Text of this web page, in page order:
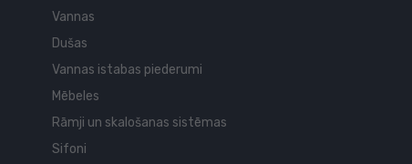
Vannas
Dušas
Vannas istabas piederumi
Mēbeles
Rāmji un skalošanas sistēmas
Sifoni